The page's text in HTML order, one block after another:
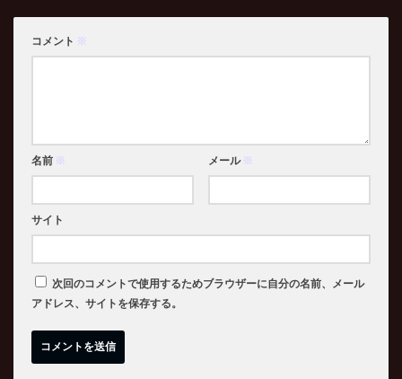
コメント ※
名前 ※ メール ※
サイト
次回のコメントで使用するためブラウザーに自分の名前、メール
アドレス、サイトを保存する。